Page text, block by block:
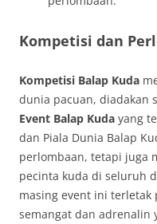
Kompetisi dan
Kompetisi Balap Kuda
dunia pacuan, diadakan
Event Balap Kuda yang
dan Piala Dunia Balap
perlombaan, tetapi juga
pecinta kuda di seluruh
masing event ini terletak
semangat dan adrenalin